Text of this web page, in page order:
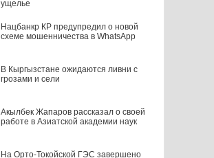
ущелье
Нацбанкр КР предупредил о новой
схеме мошенничества в WhatsApp
В Кыргызстане ожидаются ливни с
грозами и сели
Акылбек Жапаров рассказал о своей
работе в Азиатской академии наук
На Орто-Токойской ГЭС завершено